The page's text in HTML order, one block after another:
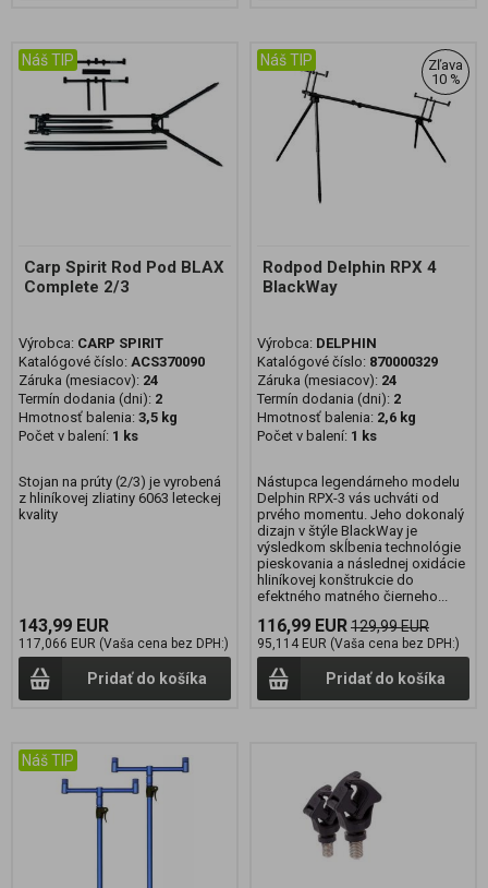
Náš TIP
Carp Spirit Rod Pod BLAX
Complete 2/3
Výrobca: CARP SPIRIT
Katalógové číslo: ACS370090
Záruka (mesiacov): 24
Termín dodania (dni): 2
Hmotnosť balenia: 3,5 kg
Počet v balení: 1 ks
Stojan na prúty (2/3) je vyrobená
z hliníkovej zliatiny 6063 leteckej
kvality
143,99 EUR
117,066 EUR (Vaša cena bez DPH:)
Pridať do košíka
Náš TIP
Zľava
10 %
Rodpod Delphin RPX 4
BlackWay
Výrobca: DELPHIN
Katalógové číslo: 870000329
Záruka (mesiacov): 24
Termín dodania (dni): 2
Hmotnosť balenia: 2,6 kg
Počet v balení: 1 ks
Nástupca legendárneho modelu
Delphin RPX-3 vás uchváti od
prvého momentu. Jeho dokonalý
dizajn v štýle BlackWay je
výsledkom skĺbenia technológie
pieskovania a následnej oxidácie
hliníkovej konštrukcie do
efektného matného čierneho...
116,99 EUR129,99 EUR
95,114 EUR (Vaša cena bez DPH:)
Pridať do košíka
Náš TIP